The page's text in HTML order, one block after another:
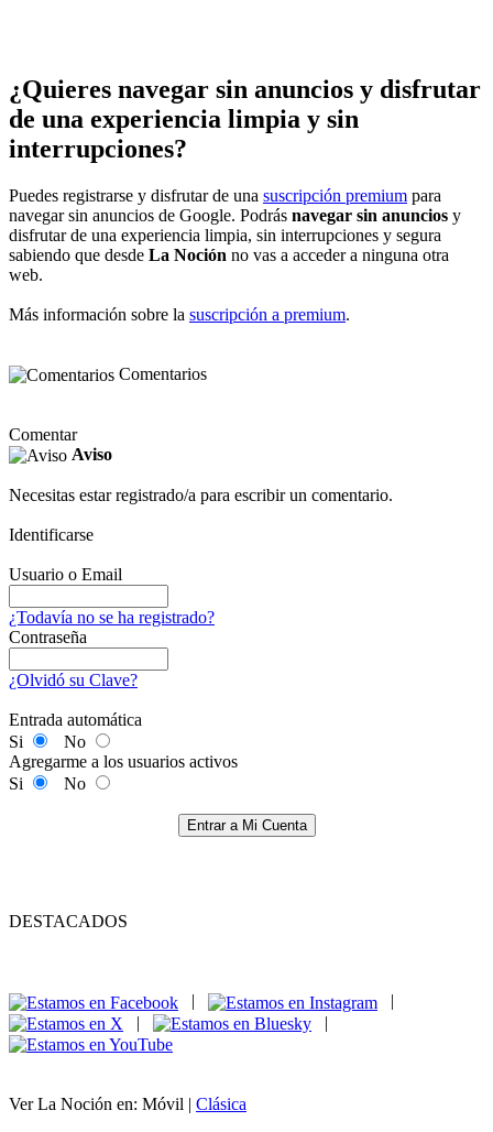
¿Quieres navegar sin anuncios y disfrutar
de una experiencia limpia y sin
interrupciones?
Puedes registrarse y disfrutar de una suscripción premium para
navegar sin anuncios de Google. Podrás navegar sin anuncios y
disfrutar de una experiencia limpia, sin interrupciones y segura
sabiendo que desde La Noción no vas a acceder a ninguna otra
web.
Más información sobre la suscripción a premium.
Comentarios
Comentar
Aviso
Necesitas estar registrado/a para escribir un comentario.
Identificarse
Usuario o Email
¿Todavía no se ha registrado?
Contraseña
¿Olvidó su Clave?
Entrada automática
Si
No
Agregarme a los usuarios activos
Si
No
Entrar a Mi Cuenta
DESTACADOS
|
|
Ver La Noción en: Móvil | Clásica